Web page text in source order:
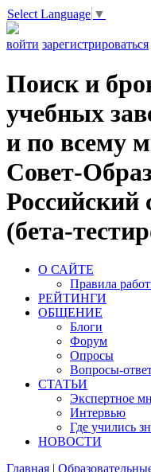
Select Language ▼
войти зарегистрироваться
Поиск и
учебных
и по всему
Совет-
Российский
(бета-
О САЙТЕ
Правила
РЕЙТИНГИ
ОБЩЕНИЕ
Блоги
Форум
Опросы
Вопросы-
СТАТЬИ
Экспертное
Интервью
Где учились
НОВОСТИ
Главная |